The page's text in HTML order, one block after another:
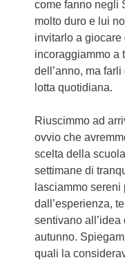
come fanno negli
molto duro e lui
invitarlo a giocare
incoraggiammo a
dell’anno, ma
lotta quotidiana.
Riuscimmo ad
ovvio che
scelta della
settimane di
lasciammo sereni
dall’esperienza,
sentivano
autunno.
quali la